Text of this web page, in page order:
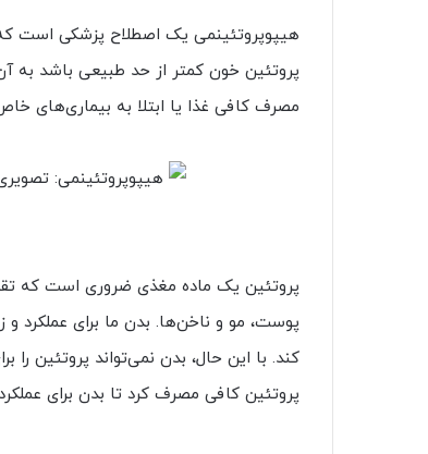
هیپوپروتئینمی یک اصطلاح پزشکی است
مصرف کافی غذا یا ابتلا به بیماری‌های
پروتئین یک ماده مغذی ضروری است که
پوست، مو و ناخن‌ها. بدن ما برای عملکرد و
کند. با این حال، بدن نمی‌تواند پروتئین را
پروتئین کافی مصرف کرد تا بدن برای